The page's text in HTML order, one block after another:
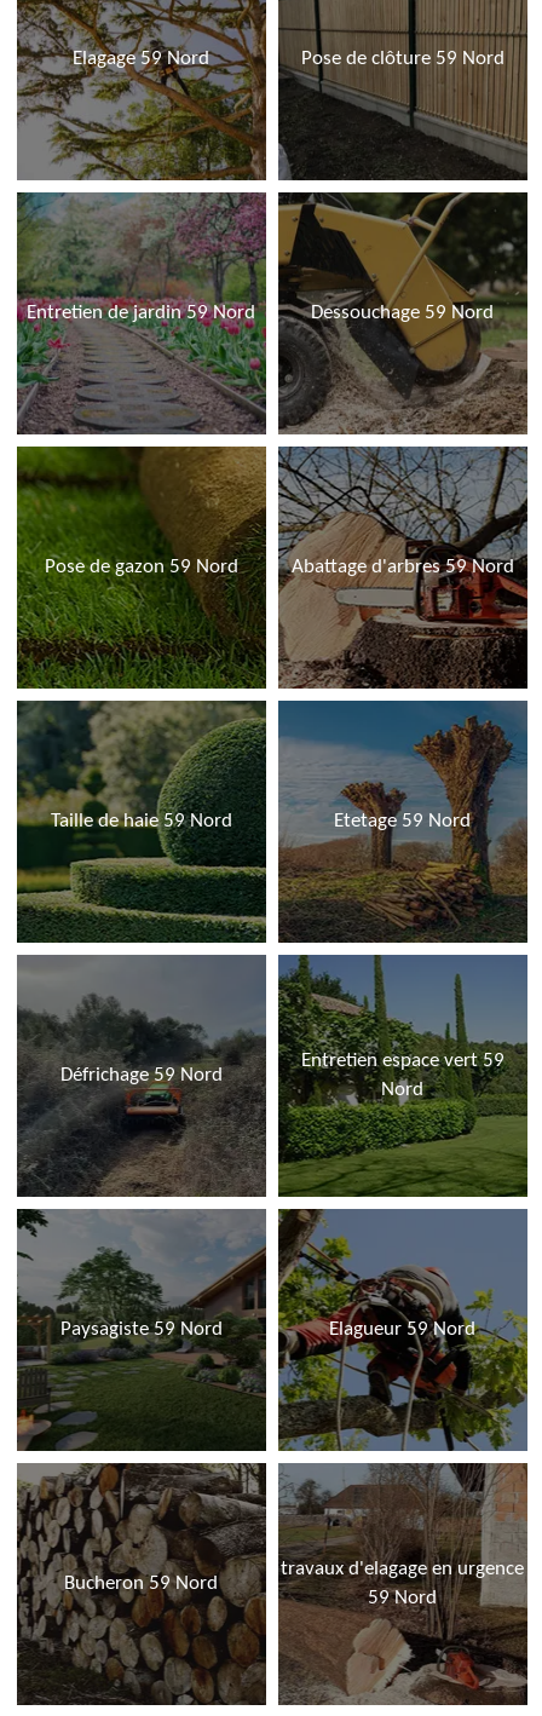
Elagage 59 Nord Pose de clôture 59 Nord
Entretien de jardin 59 Nord Dessouchage 59 Nord
Pose de gazon 59 Nord Abattage d'arbres 59 Nord
Taille de haie 59 Nord Etetage 59 Nord
Défrichage 59 Nord
Entretien espace vert 59
Nord
Paysagiste 59 Nord Elagueur 59 Nord
Bucheron 59 Nord
travaux d'elagage en urgence
59 Nord